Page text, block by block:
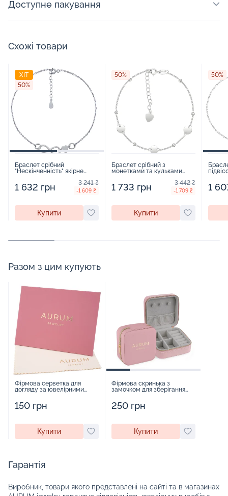
Доступне пакування
Схожі товари
ХІТ
50%
Браслет срібний
"Нескінченність" якірне
1 632 грн 3 241 ₴
-1 609 ₴
Купити
50%
Браслет срібний з
монетками та кульками
1 733 грн 3 442 ₴
-1 709 ₴
Купити
50%
1
Разом з цим купують
Фірмова серветка для
догляду за ювелірними
150 грн
Купити
Фірмова скринька з
замочком для зберігання
250 грн
Купити
Гарантія
Виробник, товари якого представлені на сайті та в магазинах